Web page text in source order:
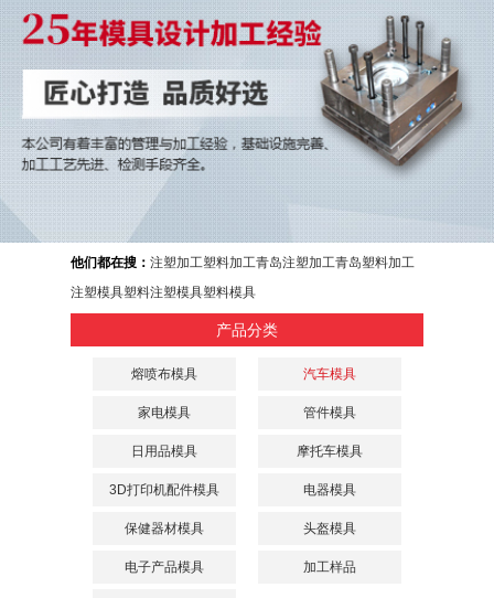
他们都在搜： 注塑加工塑料加工青岛注塑加工青岛塑料加工
注塑模具塑料注塑模具塑料模具
产品分类
熔喷布模具 汽车模具
家电模具 管件模具
日用品模具 摩托车模具
3D打印机配件模具 电器模具
保健器材模具 头盔模具
电子产品模具 加工样品